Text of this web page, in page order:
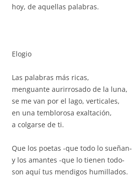
hoy, de aquellas palabras.
Elogio
Las palabras más ricas,
menguante aurirrosado de la luna,
se me van por el lago, verticales,
en una temblorosa exaltación,
a colgarse de ti.
Que los poetas -que todo lo sueñan-
y los amantes -que lo tienen todo-
son aquí tus mendigos humillados.